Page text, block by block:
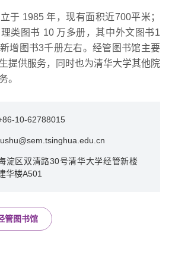
于 1985 年，现有面积近700平米；
类图书 10 万多册，其中外文图书1
增图书3千册左右。经管图书馆主要
提供服务，同时也为清华大学其他院
。
10-62788015
淀区双清路30号清华大学经管新楼
华楼A501
管图书馆